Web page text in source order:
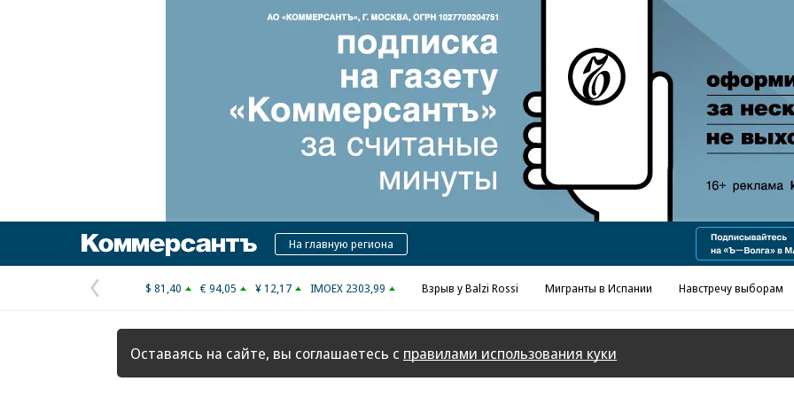
Реклама в «Ъ» www.kommersant.ru/ad
КоммерсантъНа главную региона
Предыдущая
страница
$ 81,40 € 94,05 ¥ 12,17 IMOEX 2303,99 Взрыв у Balzi Rossi Мигранты в Испании Навстречу выборам
Оставаясь на сайте, вы соглашаетесь с правилами использования куки